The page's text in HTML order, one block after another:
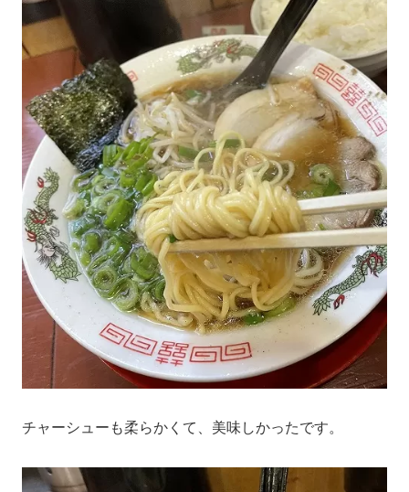
チャーシューも柔らかくて、美味しかったです。